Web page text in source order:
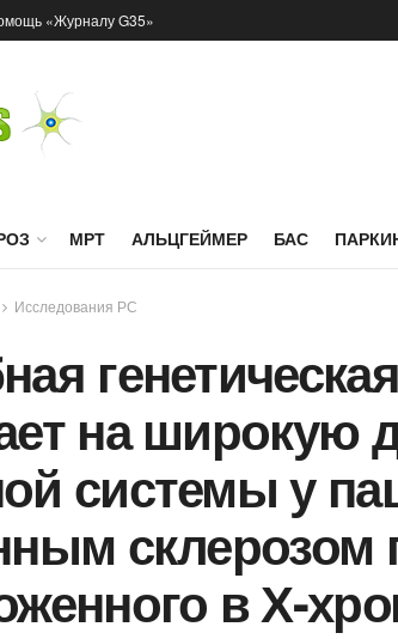
«Журналу G35»
МРТ АЛЬЦГЕЙМЕР БАС
Исследования РС
на широкую
системы у
склерозом
в Х-